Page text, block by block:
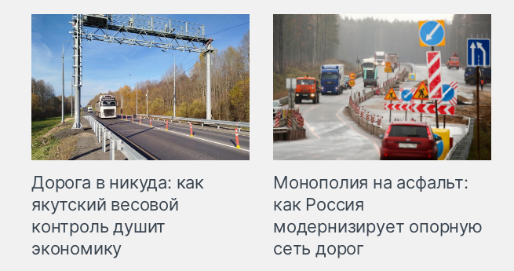
Дорога в никуда: как
якутский весовой
контроль душит
экономику
Монополия на асфальт:
как Россия
модернизирует опорную
сеть дорог